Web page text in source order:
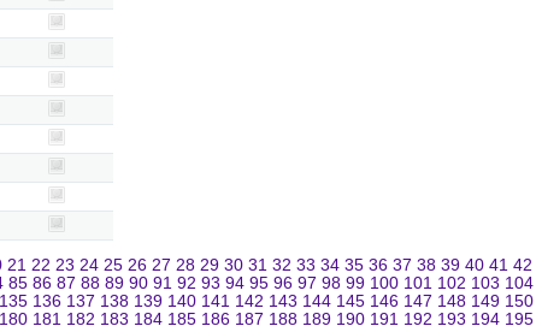
21 22 23 24 25 26 27 28 29 30 31 32 33 34 35 36 37 38 39 40 41 42
85 86 87 88 89 90 91 92 93 94 95 96 97 98 99 100 101 102 103 104
135 136 137 138 139 140 141 142 143 144 145 146 147 148 149 150
180 181 182 183 184 185 186 187 188 189 190 191 192 193 194 195